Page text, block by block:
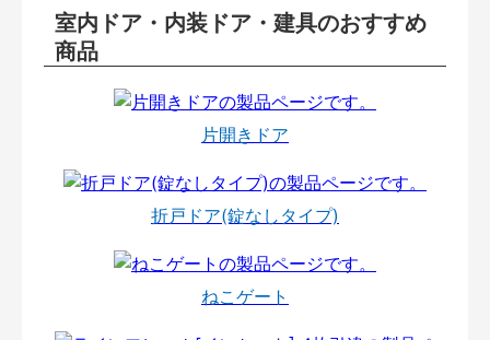
室内ドア・内装ドア・建具のおすすめ
商品
片開きドア
折戸ドア(錠なしタイプ)
ねこゲート